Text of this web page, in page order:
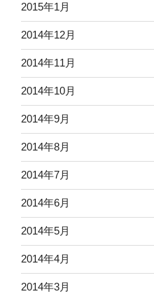
2015年1月
2014年12月
2014年11月
2014年10月
2014年9月
2014年8月
2014年7月
2014年6月
2014年5月
2014年4月
2014年3月